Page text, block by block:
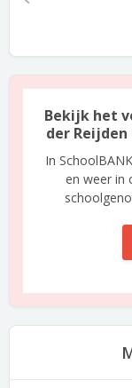
Bekijk het
der
In
en weer in